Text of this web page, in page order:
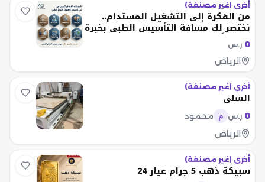
أخرى (غير مصنفة)
من الفكرة إلى التشغيل المستدام..
نختصر لك مسافة التأسيس الطبي بخبرة
20 عاماً
0 ر.س
الرياض
أخرى (غير مصنفة)
السلي
0 ر.س م
محمود
الرياض
أخرى (غير مصنفة)
سبيكة ذهب 5 جرام عيار 24